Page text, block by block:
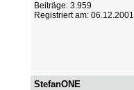
Beiträge: 3.959
Registriert am: 06.12.2001
StefanONE